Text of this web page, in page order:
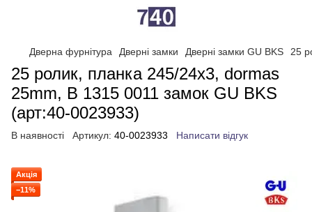
Дверна фурнітура Дверні замки Дверні замки GU BKS 25
25 ролик, планка 245/24x3, dormas
25mm, B 1315 0011 замок GU BKS
(арт:40-0023933)
В наявності Артикул: 40-0023933 Написати відгук
Акція
−11%